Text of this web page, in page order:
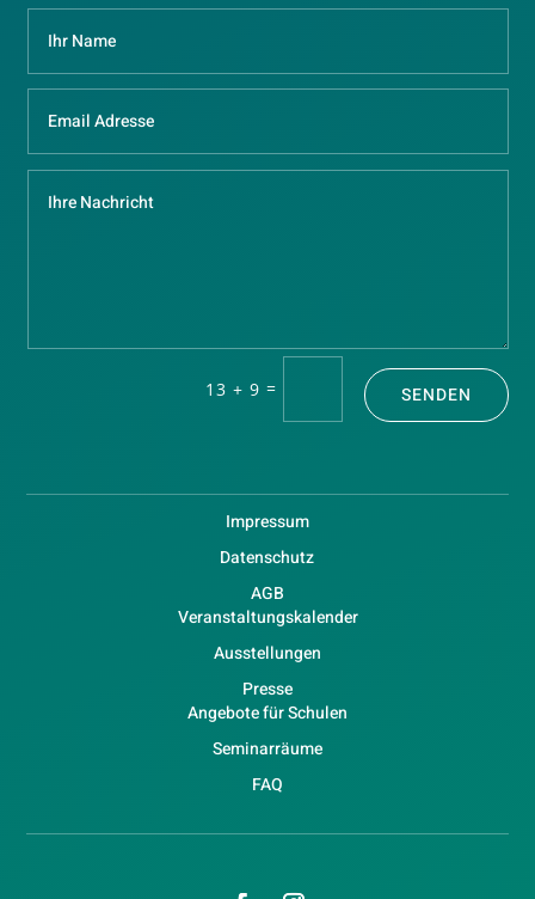
13 + 9 = SENDEN
Impressum
Datenschutz
AGB
Veranstaltungskalender
Ausstellungen
Presse
Angebote für Schulen
Seminarräume
FAQ